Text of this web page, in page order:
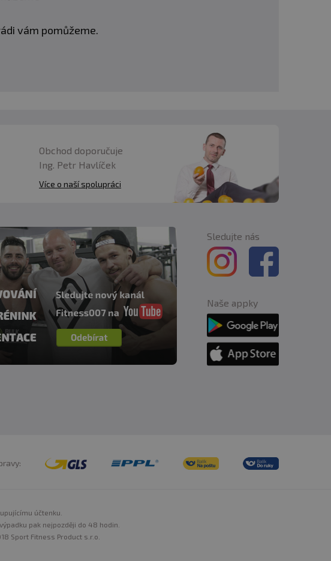
vám pomůžeme.
Obchod doporučuje
Ing. Petr Havlíček
Více o naší spolupráci
Sledujte nás
Naše appky
účtenku.
pak nejpozději do 48 hodin.
Sport Fitness Product s.r.o.